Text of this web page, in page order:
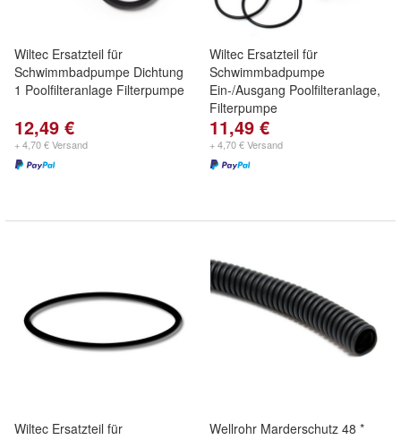
Wiltec Ersatzteil für
Schwimmbadpumpe Dichtung
1 Poolfilteranlage Filterpumpe
12,49 €
+ 4,70 € Versand
Wiltec Ersatzteil für
Schwimmbadpumpe
Ein-/Ausgang Poolfilteranlage,
Filterpumpe
11,49 €
+ 4,70 € Versand
Wiltec Ersatzteil für
Wellrohr Marderschutz 48 *